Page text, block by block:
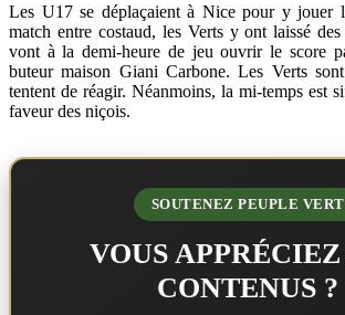
Les U17 se déplaçaient à Nice pour y jouer
match entre costaud, les Verts y ont laissé
vont à la demi-heure de jeu ouvrir le score
buteur maison Giani Carbone. Les Verts
tentent de réagir. Néanmoins, la mi-temps est
faveur des niçois.
SOUTENEZ PEUPLE VERT
VOUS APPRÉCIEZ
CONTENUS ?